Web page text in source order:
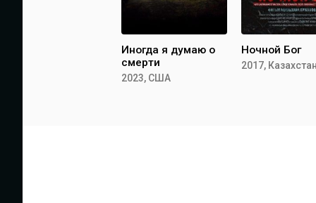
Иногда я думаю о
смерти
2023, США
Ночной Бог
2017, Казахстан